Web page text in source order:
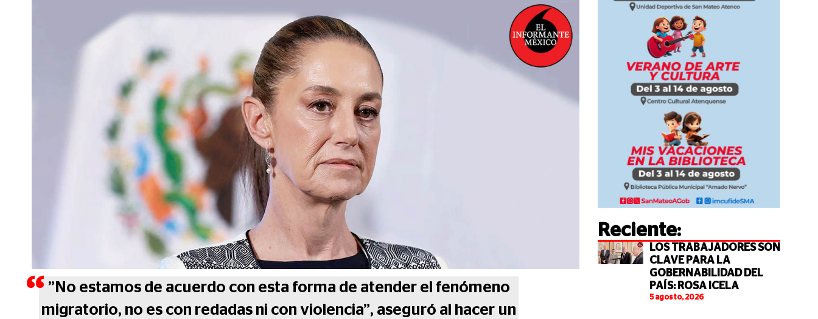
”No estamos de acuerdo con esta forma de atender el fenómeno
migratorio, no es con redadas ni con violencia”, aseguró al hacer un
Reciente:
LOS TRABAJADORES SON
CLAVE PARA LA
GOBERNABILIDAD DEL
PAÍS: ROSA ICELA
5 agosto, 2026